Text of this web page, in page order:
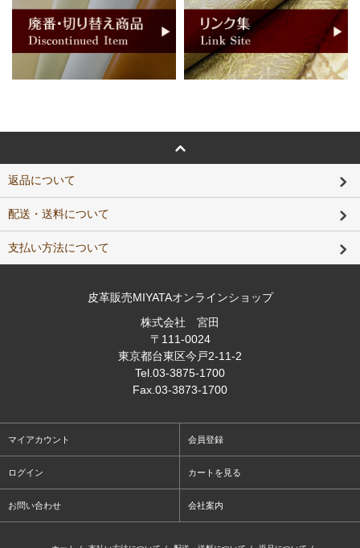
返品について
配送・送料について
支払い方法について
皮革販売MIYATAオンラインショップ
株式会社 宮田
〒111-0024
東京都台東区今戸2-11-2
Tel.03-3875-1700
Fax.03-3873-1700
マイアカウント 会員登録
ログイン カートを見る
お問い合わせ 会社案内